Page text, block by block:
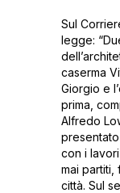
Sul
legge:
caserma
Giorgio e
prima,
Alfredo
con i
mai partiti,
città. Sul